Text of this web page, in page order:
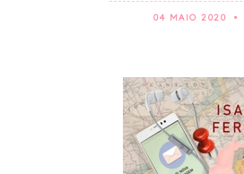
04 MAIO 2020 •